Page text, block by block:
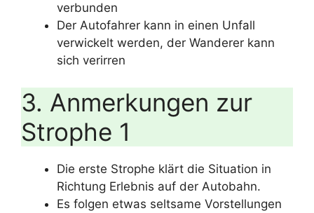
verbunden
Der Autofahrer kann in einen Unfall
verwickelt werden, der Wanderer kann
sich verirren
3. Anmerkungen zur
Strophe 1
Die erste Strophe klärt die Situation in
Richtung Erlebnis auf der Autobahn.
Es folgen etwas seltsame Vorstellungen